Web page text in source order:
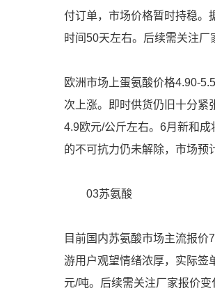
付订单，市场价格暂时持稳。
时间50天左右。后续需关注厂
欧洲市场上蛋氨酸价格4.90-
次上涨。即时供货仍旧十分紧
4.9欧元/公斤左右。6月新和
的不可抗力仍未解除，市场预
03苏氨酸
目前国内苏氨酸市场主流报
游用户观望情绪浓厚，实际签
元/吨。后续需关注厂家报价